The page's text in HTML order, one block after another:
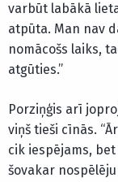
varbūt labākā
atpūta. Man nav
nomācošs laiks,
atgūties.”
Porziņģis arī
viņš tieši cīnās.
cik iespējams,
šovakar